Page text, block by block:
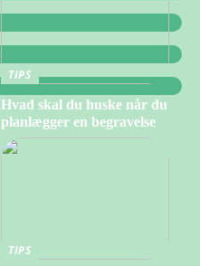
TIPS
Hvad skal du huske når du
planlægger en begravelse
TIPS